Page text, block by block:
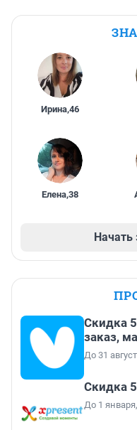
Ирина,46
Елена,38
Начать
Скидка
заказ,
До 31
Скидка
До 1